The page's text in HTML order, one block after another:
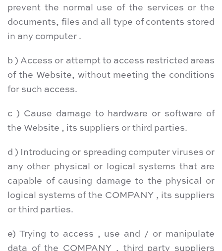
prevent the normal use of the services or the
documents, files and all type of contents stored
in any computer .
b ) Access or attempt to access restricted areas
of the Website, without meeting the conditions
for such access.
c ) Cause damage to hardware or software of
the Website , its suppliers or third parties.
d ) Introducing or spreading computer viruses or
any other physical or logical systems that are
capable of causing damage to the physical or
logical systems of the COMPANY , its suppliers
or third parties.
e) Trying to access , use and / or manipulate
data of the COMPANY , third party suppliers